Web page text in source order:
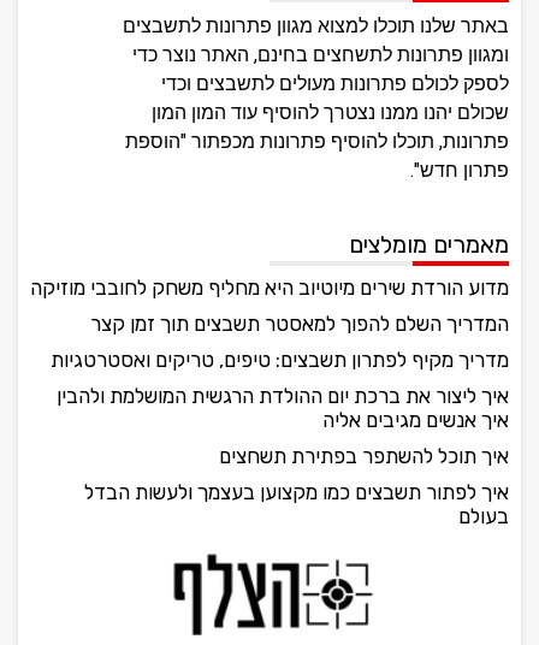
באתר שלנו תוכלו למצוא מגוון פתרונות לתשבצים
ומגוון פתרונות לתשחצים בחינם, האתר נוצר כדי
לספק לכולם פתרונות מעולים לתשבצים וכדי
שכולם יהנו ממנו נצטרך להוסיף עוד המון המון
פתרונות, תוכלו להוסיף פתרונות מכפתור "הוספת
פתרון חדש".
מאמרים מומלצים
מדוע הורדת שירים מיוטיוב היא מחליף משחק לחובבי מוזיקה
המדריך השלם להפוך למאסטר תשבצים תוך זמן קצר
מדריך מקיף לפתרון תשבצים: טיפים, טריקים ואסטרטגיות
איך ליצור את ברכת יום ההולדת הרגשית המושלמת ולהבין
איך אנשים מגיבים אליה
איך תוכל להשתפר בפתירת תשחצים
איך לפתור תשבצים כמו מקצוען בעצמך ולעשות הבדל
בעולם